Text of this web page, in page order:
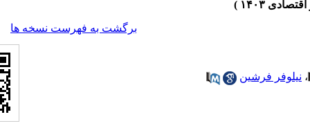
برگشت به فهرست نسخه ها